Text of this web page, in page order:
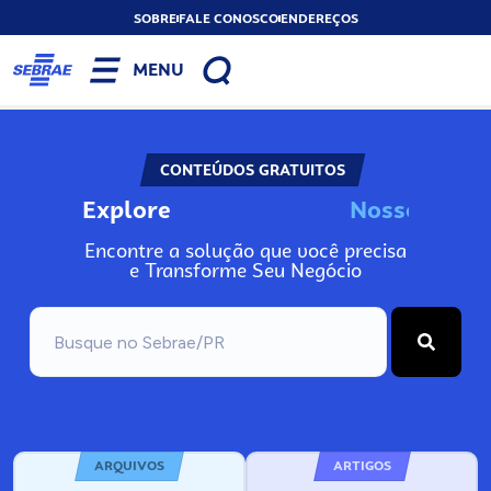
SOBREFALE CONOSCOENDEREÇOS
MENU
CONTEÚDOS GRATUITOS
Explore Nosso
Encontre a solução que você precisa
e Transforme Seu Negócio
ARQUIVOS ARTIGOS